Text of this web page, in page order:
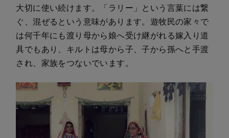
大切に使い続けます。「ラリー」という言葉には繋
ぐ、混ぜるという意味があります。遊牧民の家々で
は何千年にも渡り母から娘へ受け継がれる嫁入り道
具でもあり、キルトは母から子、子から孫へと手渡
され、家族をつないでいます。